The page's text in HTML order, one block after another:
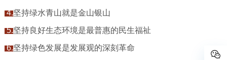
4.坚持绿水青山就是金山银山
5.坚持良好生态环境是最普惠的民生福祉
6.坚持绿色发展是发展观的深刻革命